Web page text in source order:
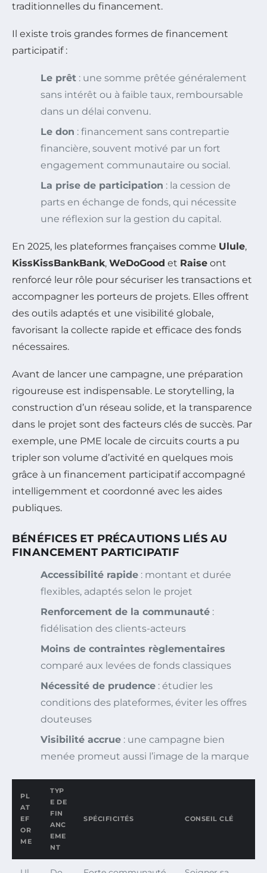
traditionnelles du financement.
Il existe trois grandes formes de financement
participatif :
Le prêt : une somme prêtée généralement
sans intérêt ou à faible taux, remboursable
dans un délai convenu.
Le don : financement sans contrepartie
financière, souvent motivé par un fort
engagement communautaire ou social.
La prise de participation : la cession de
parts en échange de fonds, qui nécessite
une réflexion sur la gestion du capital.
En 2025, les plateformes françaises comme Ulule,
KissKissBankBank, WeDoGood et Raise ont
renforcé leur rôle pour sécuriser les transactions et
accompagner les porteurs de projets. Elles offrent
des outils adaptés et une visibilité globale,
favorisant la collecte rapide et efficace des fonds
nécessaires.
Avant de lancer une campagne, une préparation
rigoureuse est indispensable. Le storytelling, la
construction d’un réseau solide, et la transparence
dans le projet sont des facteurs clés de succès. Par
exemple, une PME locale de circuits courts a pu
tripler son volume d’activité en quelques mois
grâce à un financement participatif accompagné
intelligemment et coordonné avec les aides
publiques.
BÉNÉFICES ET PRÉCAUTIONS LIÉS AU
FINANCEMENT PARTICIPATIF
Accessibilité rapide : montant et durée
flexibles, adaptés selon le projet
Renforcement de la communauté :
fidélisation des clients-acteurs
Moins de contraintes règlementaires
comparé aux levées de fonds classiques
Nécessité de prudence : étudier les
conditions des plateformes, éviter les offres
douteuses
Visibilité accrue : une campagne bien
menée promeut aussi l’image de la marque
PL
AT
EF
OR
ME
TYP
E DE
FIN
ANC
EME
NT
SPÉCIFICITÉS CONSEIL CLÉ